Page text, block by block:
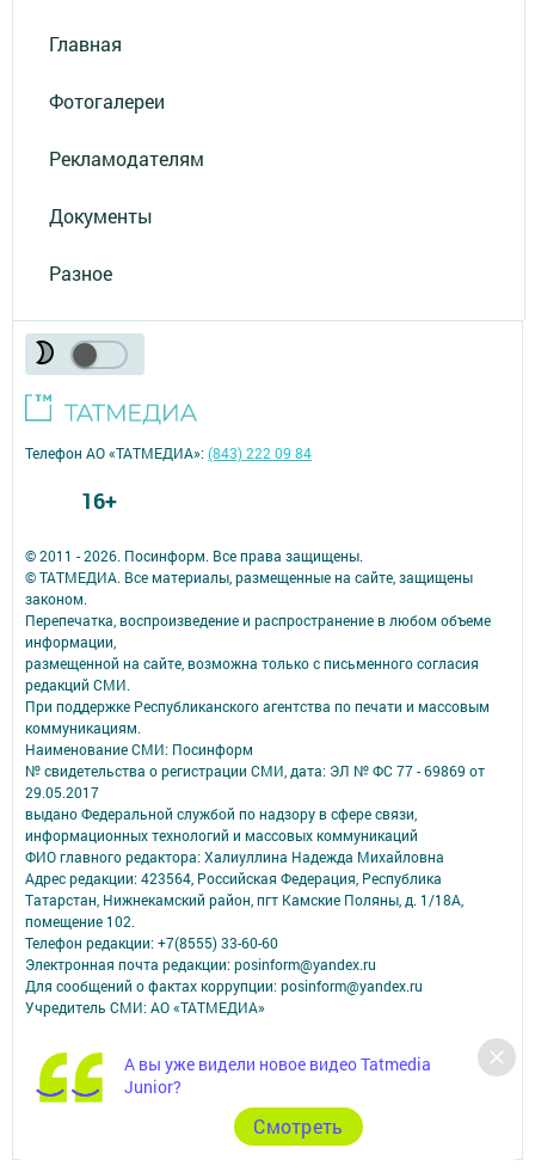
Главная
Фотогалереи
Рекламодателям
Документы
Разное
А вы уже видели новое видео Tatmedia
Junior?
Cмотреть
© 2011 - 2026. Посинформ. Все права защищены.
© ТАТМЕДИА. Все материалы, размещенные на сайте, защищены
законом.
Перепечатка, воспроизведение и распространение в любом объеме
информации,
размещенной на сайте, возможна только с письменного согласия
редакций СМИ.
При поддержке Республиканского агентства по печати и массовым
коммуникациям.
Наименование СМИ: Посинформ
№ свидетельства о регистрации СМИ, дата: ЭЛ № ФС 77 - 69869 от
29.05.2017
выдано Федеральной службой по надзору в сфере связи,
информационных технологий и массовых коммуникаций
ФИО главного редактора: Халиуллина Надежда Михайловна
Адрес редакции: 423564, Российская Федерация, Республика
Татарстан, Нижнекамский район, пгт Камские Поляны, д. 1/18А,
помещение 102.
Телефон редакции: +7(8555) 33-60-60
Электронная почта редакции: posinform@yandex.ru
Для сообщений о фактах коррупции: posinform@yandex.ru
Учредитель СМИ: АО «ТАТМЕДИА»
Антикоррупционная политика
АО «ТАТМЕДИА» использует «cookie»для персонализации сервисов и
удобства пользователей сайтом.
Использование «cookie» можно отменить в настройках браузера.
Политика конфиденциальности
Телефон АО «ТАТМЕДИА»:(843) 222 09 84
16+